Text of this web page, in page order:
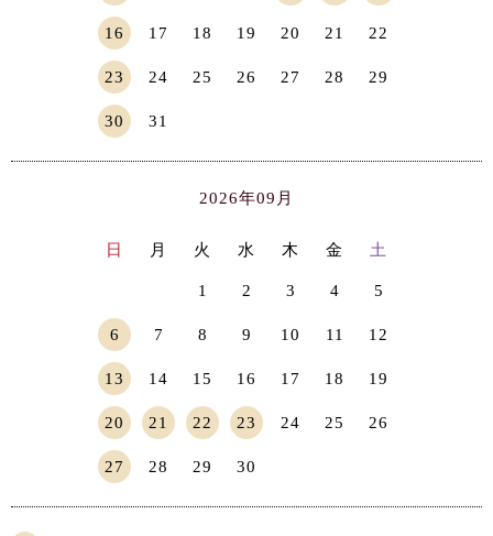
16 17 18 19 20 21 22
23 24 25 26 27 28 29
30 31
2026年09月
日 月 火 水 木 金 土
1 2 3 4 5
6 7 8 9 10 11 12
13 14 15 16 17 18 19
20 21 22 23 24 25 26
27 28 29 30